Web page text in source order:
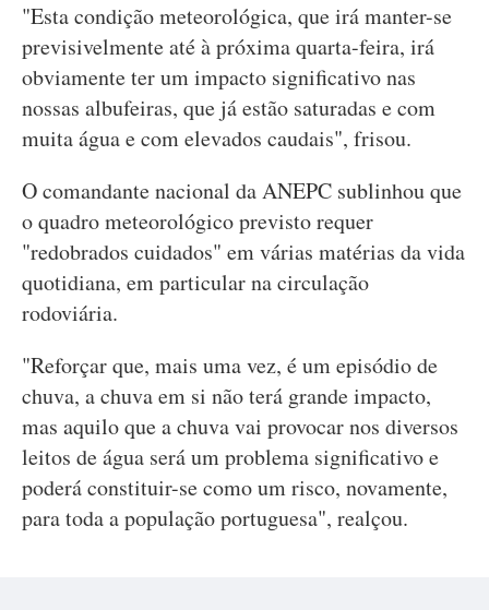
"Esta condição meteorológica, que irá manter-se
previsivelmente até à próxima quarta-feira, irá
obviamente ter um impacto significativo nas
nossas albufeiras, que já estão saturadas e com
muita água e com elevados caudais", frisou.
O comandante nacional da ANEPC sublinhou que
o quadro meteorológico previsto requer
"redobrados cuidados" em várias matérias da vida
quotidiana, em particular na circulação
rodoviária.
"Reforçar que, mais uma vez, é um episódio de
chuva, a chuva em si não terá grande impacto,
mas aquilo que a chuva vai provocar nos diversos
leitos de água será um problema significativo e
poderá constituir-se como um risco, novamente,
para toda a população portuguesa", realçou.